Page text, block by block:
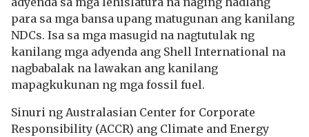
para sa mga bansa upang matugunan ang kanilang
NDCs. Isa sa mga masugid na nagtutulak ng
kanilang mga adyenda ang Shell International na
nagbabalak na lawakan ang kanilang
mapagkukunan ng mga fossil fuel.
Sinuri ng Australasian Center for Corporate
Responsibility (ACCR) ang Climate and Energy